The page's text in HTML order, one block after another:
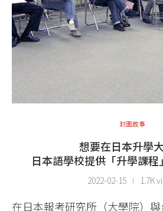
封面故事
想要在日本升學
日本語學校提供「升學課
2022-02-15 1.7K
在日本報考研究所（大學院）